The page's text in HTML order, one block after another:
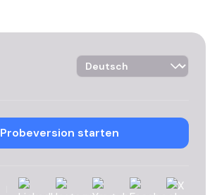
Language Selector
Probeversion starten
LinkedInInstagramYouTubeFacebook
X